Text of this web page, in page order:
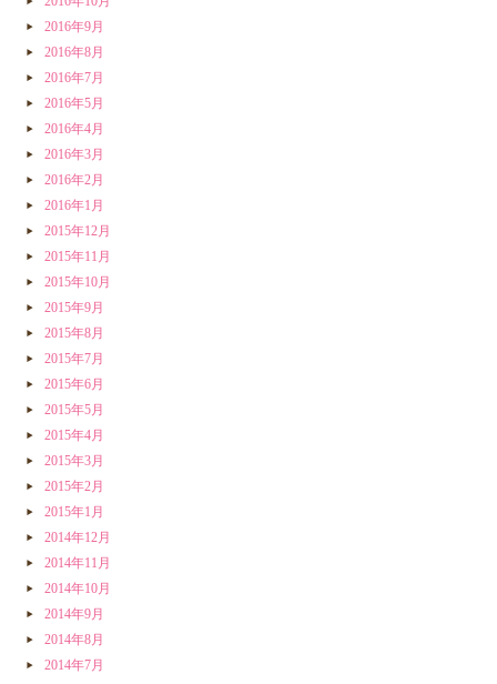
2016年9月
2016年8月
2016年7月
2016年5月
2016年4月
2016年3月
2016年2月
2016年1月
2015年12月
2015年11月
2015年10月
2015年9月
2015年8月
2015年7月
2015年6月
2015年5月
2015年4月
2015年3月
2015年2月
2015年1月
2014年12月
2014年11月
2014年10月
2014年9月
2014年8月
2014年7月